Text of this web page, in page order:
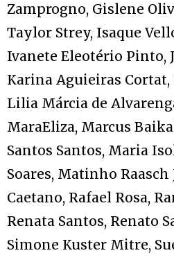
Zamprogno, Gislene
Taylor Strey, Isaque
Ivanete Eleotério Pinto,
Karina Aguieiras
Lilia Márcia de
MaraEliza, Marcus
Santos Santos, Maria
Soares, Matinho
Caetano, Rafael Rosa,
Renata Santos, Renato
Simone Kuster Mitre,